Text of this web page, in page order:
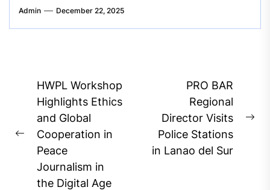
Admin December 22, 2025
Post
navigation
Previous
post:
HWPL Workshop
Highlights Ethics
and Global
Cooperation in
Peace
Journalism in
the Digital Age
PRO BAR
Regional
Director Visits
Police Stations
in Lanao del Sur